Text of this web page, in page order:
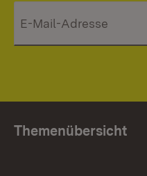
Themenübersicht